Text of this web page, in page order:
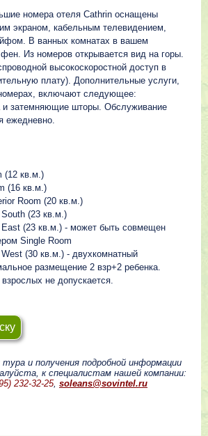
номера отеля Cathrin оснащены
экраном, кабельным телевидением,
В ванных комнатах в вашем
Из номеров открывается вид на горы.
высокоскоростной доступ в
плату). Дополнительные услуги,
включают следующее:
и затемняющие шторы. Обслуживание
ежедневно.
(12 кв.м.)
(16 кв.м.)
Room (20 кв.м.)
(23 кв.м.)
(23 кв.м.) - может быть совмещен
Single Room
(30 кв.м.) - двухкомнатный
размещение 2 взр+2 ребенка.
не допускается.
тура и получения подробной информации
к специалистам нашей компании:
232-32-25, soleans@sovintel.ru